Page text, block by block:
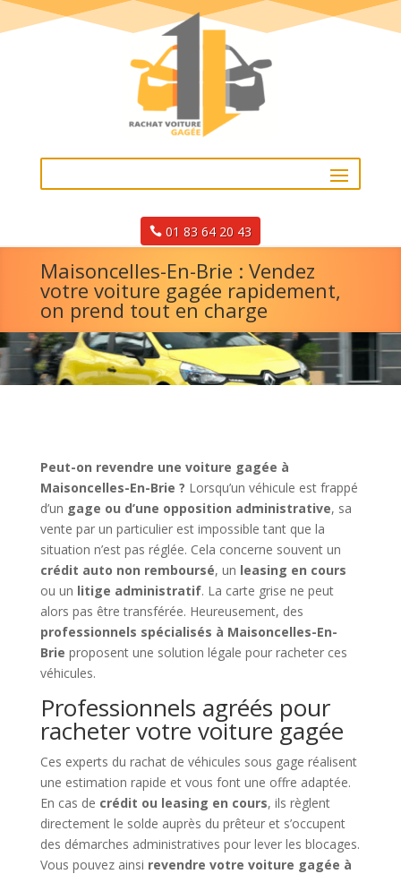
01 83 64 20 43
Maisoncelles-En-Brie : Vendez
votre voiture gagée rapidement,
on prend tout en charge
Peut-on revendre une voiture gagée à
Maisoncelles-En-Brie ? Lorsqu’un véhicule est frappé
d’un gage ou d’une opposition administrative, sa
vente par un particulier est impossible tant que la
situation n’est pas réglée. Cela concerne souvent un
crédit auto non remboursé, un leasing en cours
ou un litige administratif. La carte grise ne peut
alors pas être transférée. Heureusement, des
professionnels spécialisés à Maisoncelles-En-
Brie proposent une solution légale pour racheter ces
véhicules.
Professionnels agréés pour
racheter votre voiture gagée
Ces experts du rachat de véhicules sous gage réalisent
une estimation rapide et vous font une offre adaptée.
En cas de crédit ou leasing en cours, ils règlent
directement le solde auprès du prêteur et s’occupent
des démarches administratives pour lever les blocages.
Vous pouvez ainsi revendre votre voiture gagée à